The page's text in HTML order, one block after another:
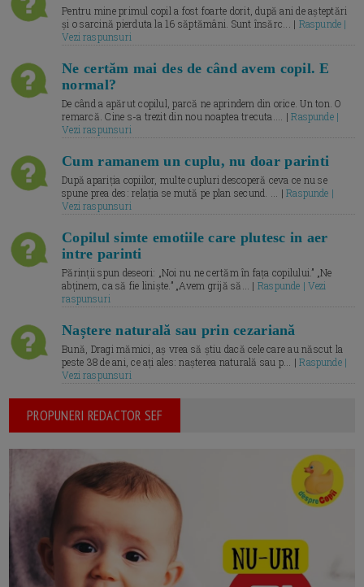
Pentru mine primul copil a fost foarte dorit, după ani de așteptări
și o sarcină pierduta la 16 săptămâni. Sunt însărc... | Raspunde |
Vezi raspunsuri
Ne certăm mai des de când avem copil. E
normal?
De când a apărut copilul, parcă ne aprindem din orice. Un ton. O
remarcă. Cine s-a trezit din nou noaptea trecuta.... |Raspunde |
Vezi raspunsuri
Cum ramanem un cuplu, nu doar parinti
După apariția copiilor, multe cupluri descoperă ceva ce nu se
spune prea des: relația se mută pe plan secund. ... |Raspunde |
Vezi raspunsuri
Copilul simte emotiile care plutesc in aer
intre parinti
Părinții spun deseori: „Noi nu ne certăm în fața copilului.” „Ne
abținem, ca să fie liniște.” „Avem grijă să... | Raspunde | Vezi
raspunsuri
Naștere naturală sau prin cezariană
Bună, Dragi mămici, aș vrea să știu dacă cele care au născut la
peste 38 de ani, ce ați ales: nașterea naturală sau p... |Raspunde |
Vezi raspunsuri
PROPUNERI REDACTOR SEF